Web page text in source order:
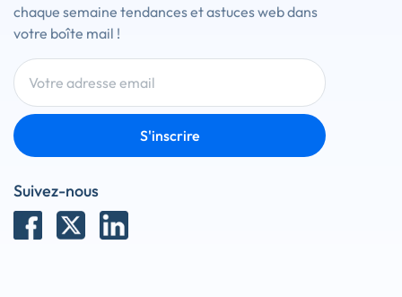
chaque semaine tendances et astuces web dans
votre boîte mail !
S'inscrire
Suivez-nous